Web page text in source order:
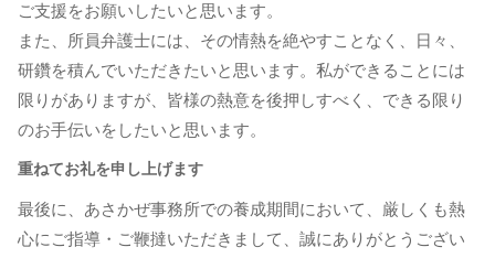
ご支援をお願いしたいと思います。
また、所員弁護士には、その情熱を絶やすことなく、日々、
研鑽を積んでいただきたいと思います。私ができることには
限りがありますが、皆様の熱意を後押しすべく、できる限り
のお手伝いをしたいと思います。
重ねてお礼を申し上げます
最後に、あさかぜ事務所での養成期間において、厳しくも熱
心にご指導・ご鞭撻いただきまして、誠にありがとうござい